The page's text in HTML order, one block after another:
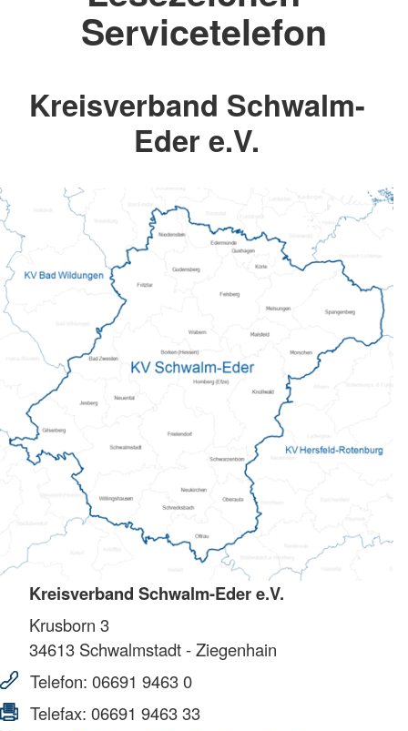
Servicetelefon
Kreisverband Schwalm-
Eder e.V.
Kreisverband Schwalm-Eder e.V.
Krusborn 3
34613 Schwalmstadt - Ziegenhain
Telefon: 06691 9463 0
Telefax: 06691 9463 33